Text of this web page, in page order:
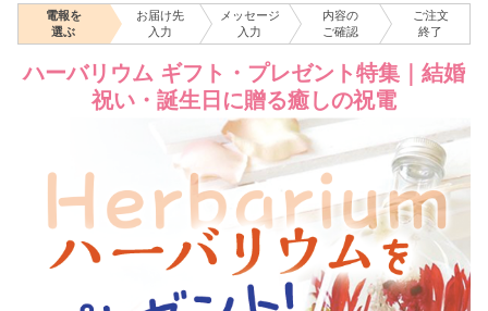
電報を
選ぶ
お届け先
入力
メッセージ
入力
内容の
ご確認
ご注文
終了
ハーバリウム ギフト・プレゼント特集｜結婚
祝い・誕生日に贈る癒しの祝電